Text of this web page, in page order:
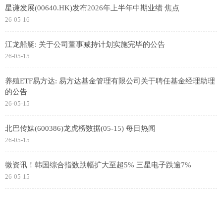
星谦发展(00640.HK)发布2026年上半年中期业绩 焦点
26-05-16
江龙船艇: 关于公司董事减持计划实施完毕的公告
26-05-15
养殖ETF易方达: 易方达基金管理有限公司关于聘任基金经理助理
的公告
26-05-15
北巴传媒(600386)龙虎榜数据(05-15) 每日热闻
26-05-15
微资讯！韩国综合指数跌幅扩大至超5% 三星电子跌逾7%
26-05-15